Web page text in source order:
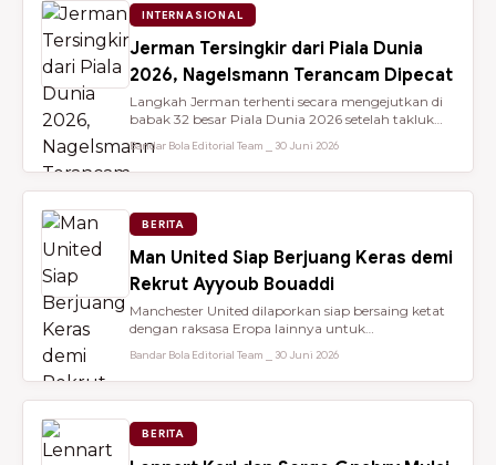
INTERNASIONAL
Jerman Tersingkir dari Piala Dunia
2026, Nagelsmann Terancam Dipecat
Langkah Jerman terhenti secara mengejutkan di
babak 32 besar Piala Dunia 2026 setelah takluk
Bandar Bola Editorial Team ⎯ 30 Juni 2026
BERITA
Man United Siap Berjuang Keras demi
Rekrut Ayyoub Bouaddi
Manchester United dilaporkan siap bersaing ketat
dengan raksasa Eropa lainnya untuk
Bandar Bola Editorial Team ⎯ 30 Juni 2026
BERITA